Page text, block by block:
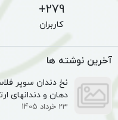
279+
کاربران
آخرین نوشته ها
نخ دندان سوپر
دهان و دندانهای
23 خرداد 1405